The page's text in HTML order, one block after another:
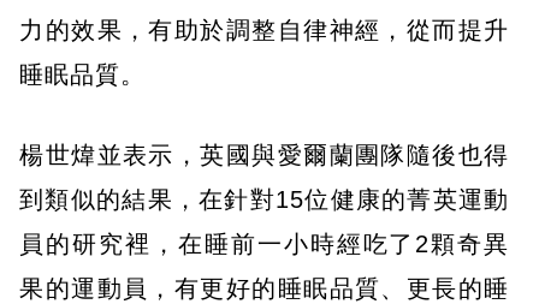
力的效果，有助於調整自律神經，從而提升
睡眠品質。
楊世煒並表示，英國與愛爾蘭團隊隨後也得
到類似的結果，在針對15位健康的菁英運動
員的研究裡，在睡前一小時經吃了2顆奇異
果的運動員，有更好的睡眠品質、更長的睡